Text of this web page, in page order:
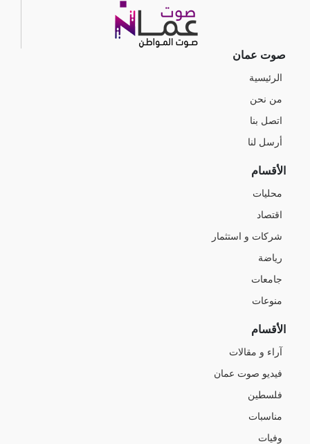
صوت عمان
الرئيسية
من نحن
اتصل بنا
أرسل لنا
الأقسام
محليات
اقتصاد
شركات و استثمار
رياضة
جامعات
منوعات
الأقسام
آراء و مقالات
فيديو صوت عمان
فلسطين
مناسبات
وفيات